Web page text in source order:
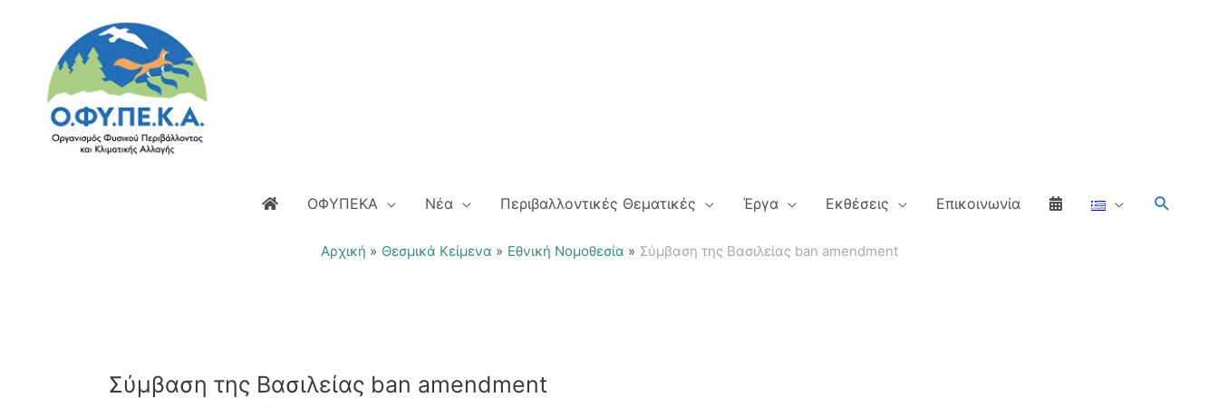
περιεχόμενο
ΟΦΥΠΕΚΑ Νέα Περιβαλλοντικές Θεματικές Έργα Εκθέσεις Επικοινωνία
Αρχική Θεσμικά Κείμενα Εθνική Νομοθεσία Σύμβαση της Βασιλείας ban amendment
Σύμβαση της Βασιλείας ban amendment